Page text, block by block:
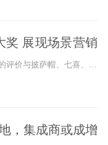
奖 展现场景营销
10月18日，第11届金奖颁奖典礼在上海举行。 美团的评价与披萨帽、七喜、达喜三大企业品牌合作，获得了媒体集团媒体整合类三大奖项。 披萨帽和美团点评合作的“黑出彩才可wow，披
，集成商或成增